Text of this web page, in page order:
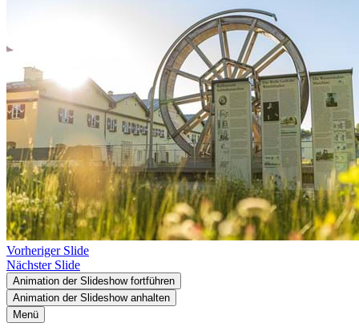
Vorheriger Slide
Nächster Slide
Animation der Slideshow fortführen
Animation der Slideshow anhalten
Menü